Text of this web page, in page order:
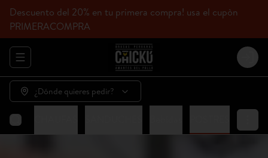
Descuento del 20% en tu primera compra! usa el cupòn
PRIMERACOMPRA
Abrir menu de navegación Login
¿Dónde quieres pedir?